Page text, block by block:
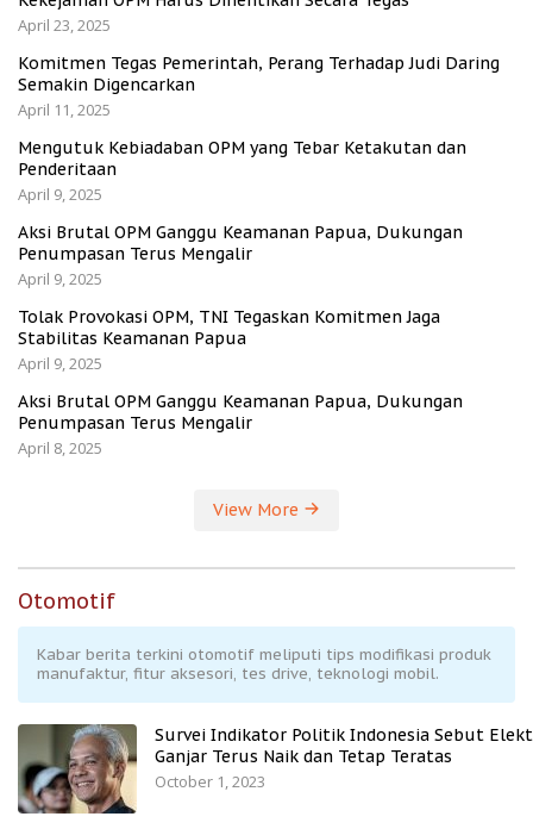
April 23, 2025
Komitmen Tegas Pemerintah, Perang Terhadap Judi Daring
Semakin Digencarkan
April 11, 2025
Mengutuk Kebiadaban OPM yang Tebar Ketakutan dan
Penderitaan
April 9, 2025
Aksi Brutal OPM Ganggu Keamanan Papua, Dukungan
Penumpasan Terus Mengalir
April 9, 2025
Tolak Provokasi OPM, TNI Tegaskan Komitmen Jaga
Stabilitas Keamanan Papua
April 9, 2025
Aksi Brutal OPM Ganggu Keamanan Papua, Dukungan
Penumpasan Terus Mengalir
April 8, 2025
View More
Otomotif
Kabar berita terkini otomotif meliputi tips modifikasi produk
manufaktur, fitur aksesori, tes drive, teknologi mobil.
Survei Indikator Politik Indonesia Sebut
Ganjar Terus Naik dan Tetap Teratas
October 1, 2023